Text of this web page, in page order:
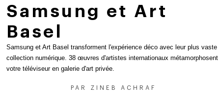
Samsung et Art
Basel
Samsung et Art Basel transforment l'expérience déco avec leur plus vaste
collection numérique. 38 œuvres d'artistes internationaux métamorphosent
votre téléviseur en galerie d'art privée.
PAR ZINEB ACHRAF